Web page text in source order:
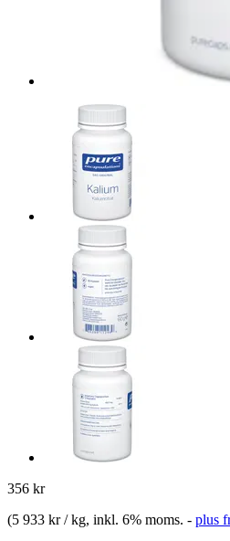
356 kr
(5 933 kr / kg, inkl. 6% moms. - plus